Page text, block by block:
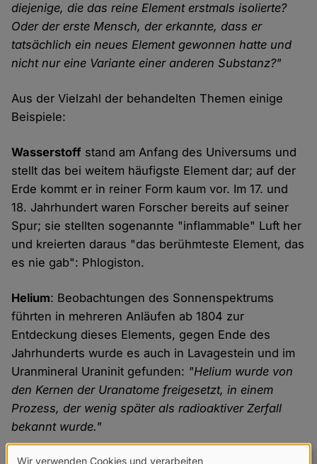
diejenige, die das reine Element erstmals isolierte?
Oder der erste Mensch, der erkannte, dass er
tatsächlich ein neues Element gewonnen hatte und
nicht nur eine Variante einer anderen Substanz?"
Aus der Vielzahl der behandelten Themen einige
Beispiele:
Wasserstoff stand am Anfang des Universums und
stellt das bei weitem häufigste Element dar; auf der
Erde kommt er in reiner Form kaum vor. Im 17. und
18. Jahrhundert waren Forscher bereits auf seiner
Spur; sie stellten sogenannte "inflammable" Luft her
und kreierten daraus "das berühmteste Element, das
es nie gab": Phlogiston.
Helium: Beobachtungen des Sonnenspektrums
führten in mehreren Anläufen ab 1804 zur
Entdeckung dieses Elements, gegen Ende des
Jahrhunderts wurde es auch in Lavagestein und im
Uranmineral Uraninit gefunden: "Helium wurde von
den Kernen der Uranatome freigesetzt, in einem
Prozess, der wenig später als radioaktiver Zerfall
bekannt wurde."
Wir verwenden Cookies und verarbeiten